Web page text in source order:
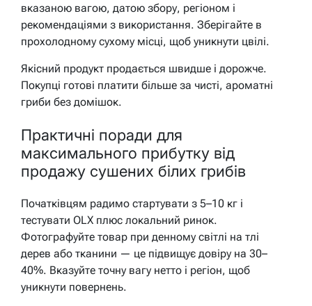
вказаною вагою, датою збору, регіоном і
рекомендаціями з використання. Зберігайте в
прохолодному сухому місці, щоб уникнути цвілі.
Якісний продукт продається швидше і дорожче.
Покупці готові платити більше за чисті, ароматні
гриби без домішок.
Практичні поради для
максимального прибутку від
продажу сушених білих грибів
Початківцям радимо стартувати з 5–10 кг і
тестувати OLX плюс локальний ринок.
Фотографуйте товар при денному світлі на тлі
дерев або тканини — це підвищує довіру на 30–
40%. Вказуйте точну вагу нетто і регіон, щоб
уникнути повернень.